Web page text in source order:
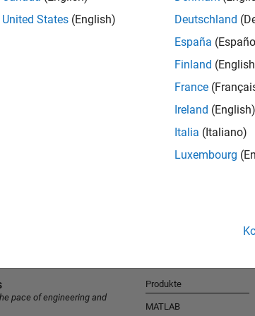
United States (English)
Deutschland
España
Finland
France
Ireland (English)
Italia (Italiano)
Luxembourg
pace of engineering and
Produkte
MATLAB